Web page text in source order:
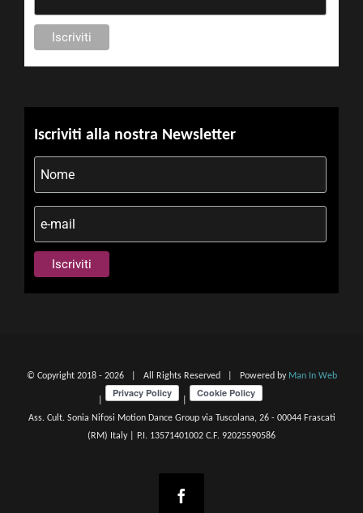
Iscriviti alla nostra Newsletter
© Copyright 2018 - 2026 | All Rights Reserved | Powered by Man In Web
Ass. Cult. Sonia Nifosi Motion Dance Group via Tuscolana, 26 - 00044 Frascati
(RM) Italy | P.I. 13571401002 C.F. 92025590586
Facebook